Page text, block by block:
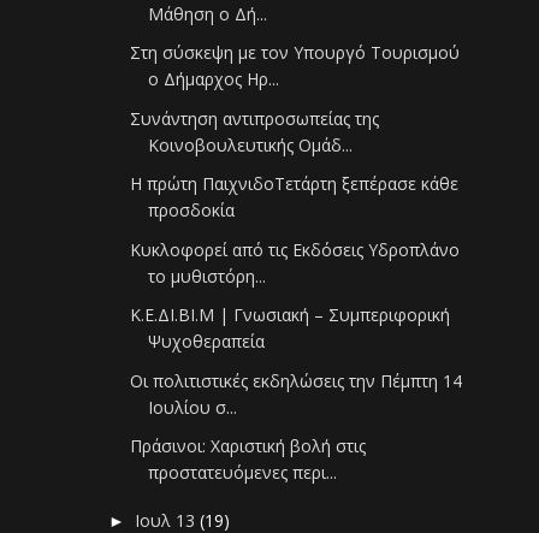
Μάθηση ο Δή...
Στη σύσκεψη με τον Υπουργό Τουρισμού
ο Δήμαρχος Ηρ...
Συνάντηση αντιπροσωπείας της
Κοινοβουλευτικής Ομάδ...
Η πρώτη ΠαιχνιδοΤετάρτη ξεπέρασε κάθε
προσδοκία
Κυκλοφορεί από τις Εκδόσεις Υδροπλάνο
το μυθιστόρη...
Κ.Ε.ΔΙ.ΒΙ.Μ | Γνωσιακή – Συμπεριφορική
Ψυχοθεραπεία
Οι πολιτιστικές εκδηλώσεις την Πέμπτη 14
Ιουλίου σ...
Πράσινοι: Χαριστική βολή στις
προστατευόμενες περι...
► Ιουλ 13(19)